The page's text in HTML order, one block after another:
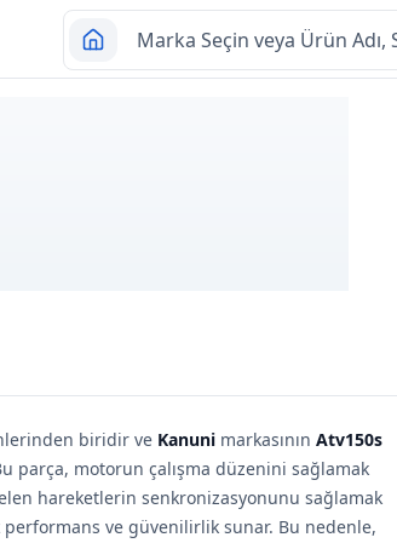
biridir ve Kanuni markasının Atv150s
parça, motorun çalışma düzenini sağlamak
hareketlerin senkronizasyonunu sağlamak
ve güvenilirlik sunar. Bu nedenle,